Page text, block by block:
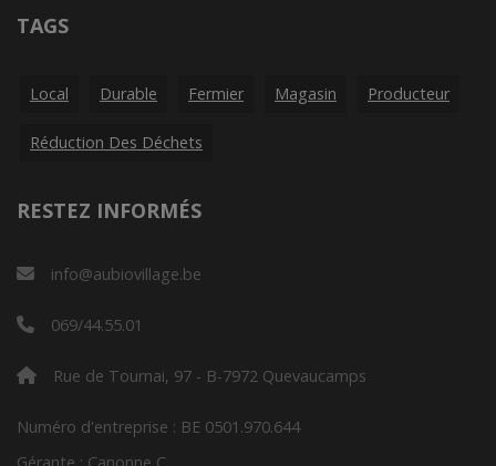
TAGS
Local Durable Fermier Magasin Producteur
Réduction Des Déchets
RESTEZ INFORMÉS
info@aubiovillage.be
069/44.55.01
Rue de Tournai, 97 - B-7972 Quevaucamps
Numéro d'entreprise : BE 0501.970.644